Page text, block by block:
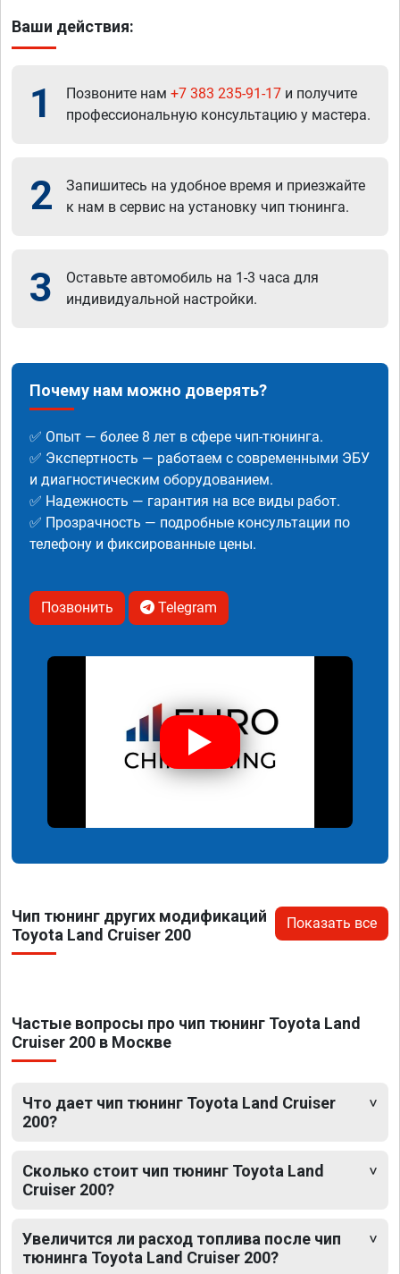
Ваши действия:
1 Позвоните нам +7 383 235-91-17 и получите
профессиональную консультацию у мастера.
2
Запишитесь на удобное время и приезжайте
к нам в сервис на установку чип тюнинга.
3
Оставьте автомобиль на 1-3 часа для
индивидуальной настройки.
Почему нам можно доверять?
✅ Опыт — более 8 лет в сфере чип-тюнинга.
✅ Экспертность — работаем с современными ЭБУ
и диагностическим оборудованием.
✅ Надежность — гарантия на все виды работ.
✅ Прозрачность — подробные консультации по
телефону и фиксированные цены.
Позвонить Telegram
Чип тюнинг других модификаций
Toyota Land Cruiser 200
Показать все
Частые вопросы про чип тюнинг Toyota Land
Cruiser 200 в Москве
Что дает чип тюнинг Toyota Land Cruiser
200?
Сколько стоит чип тюнинг Toyota Land
Cruiser 200?
Увеличится ли расход топлива после чип
тюнинга Toyota Land Cruiser 200?